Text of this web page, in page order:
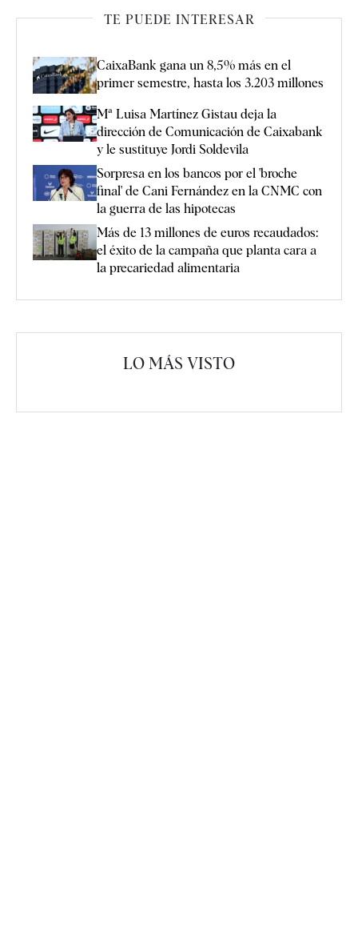
TE PUEDE INTERESAR
CaixaBank gana un 8,5% más en el
primer semestre, hasta los 3.203 millones
Mª Luisa Martínez Gistau deja la
dirección de Comunicación de Caixabank
y le sustituye Jordi Soldevila
Sorpresa en los bancos por el 'broche
final' de Cani Fernández en la CNMC con
la guerra de las hipotecas
Más de 13 millones de euros recaudados:
el éxito de la campaña que planta cara a
la precariedad alimentaria
LO MÁS VISTO